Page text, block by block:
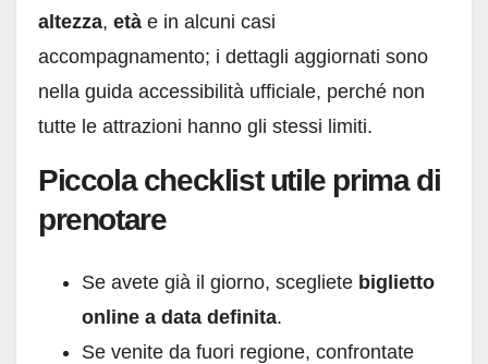
altezza, età e in alcuni casi
accompagnamento; i dettagli aggiornati sono
nella guida accessibilità ufficiale, perché non
tutte le attrazioni hanno gli stessi limiti.
Piccola checklist utile prima di
prenotare
Se avete già il giorno, scegliete biglietto
online a data definita.
Se venite da fuori regione, confrontate